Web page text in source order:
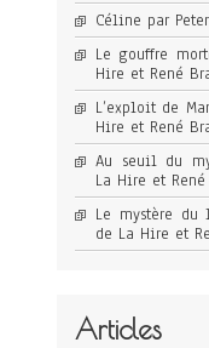
Céline par
Le gouffre
Hire et René
L’exploit de
Hire et René
Au seuil du
La Hire et
Le mystère du
de La Hire et
Articles